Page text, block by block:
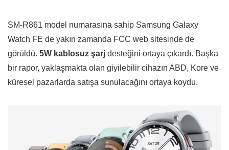
SM-R861 model numarasına sahip Samsung Galaxy
Watch FE de yakın zamanda FCC web sitesinde de
görüldü. 5W kablosuz şarj desteğini ortaya çıkardı. Başka
bir rapor, yaklaşmakta olan giyilebilir cihazın ABD, Kore ve
küresel pazarlarda satışa sunulacağını ortaya koydu.